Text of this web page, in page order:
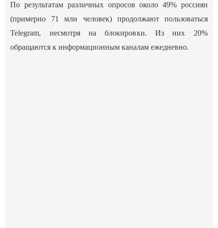
По результатам различных опросов около 49% россиян
(примерно 71 млн человек) продолжают пользоваться
Telegram, несмотря на блокировки. Из них 20%
обращаются к информационным каналам ежедневно.